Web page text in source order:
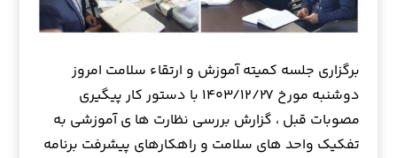
برگزاری جلسه کمیته آموزش و ارتقاء سلامت امروز
دوشنبه مورخ ۱۴۰۳/۱۲/۲۷ با دستور کار پیگیری
مصوبات قبل ، گزارش بررسی نظارت ها ی آموزشی به
تفکیک واحد های سلامت و راهکارهای پیشرفت برنامه